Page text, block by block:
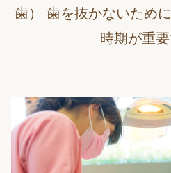
歯）
歯を抜かないため
時期が重要